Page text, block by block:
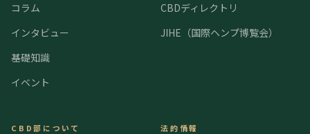
コラム
インタビュー
基礎知識
イベント
CBDディレクトリ
JIHE（国際ヘンプ博覧会）
CBD部について 法的情報